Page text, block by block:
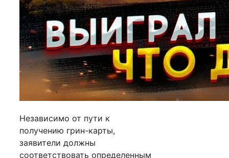
Независимо от пути к
получению грин-карты,
заявители должны
соответствовать определенным